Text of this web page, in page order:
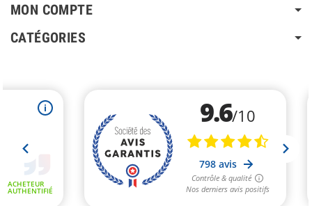
MON COMPTE
CATÉGORIES